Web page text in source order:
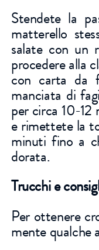
Stendete la
matterello
salate con un
procedere alla
con carta da
manciata di
per circa 10-
e rimettete la
minuti fino a
dorata.
Trucchi e
Per ottenere
mente qualche